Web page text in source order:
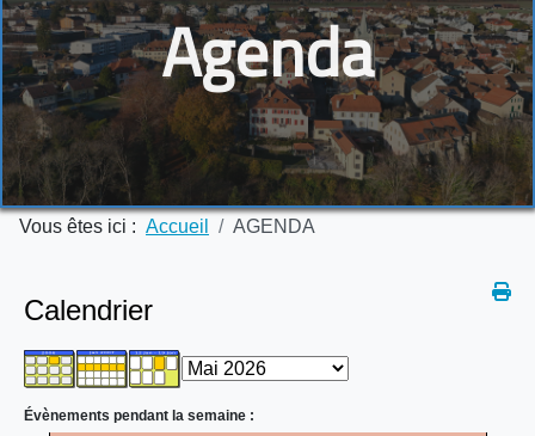
Agenda
Vous êtes ici : Accueil AGENDA
Calendrier
Évènements pendant la semaine :